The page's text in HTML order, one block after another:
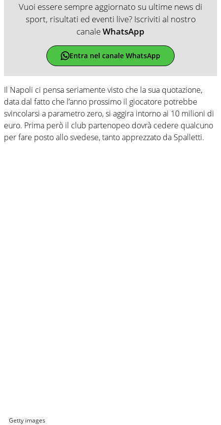
Vuoi essere sempre aggiornato su ultime news di
sport, risultati ed eventi live? Iscriviti al nostro
canaleWhatsApp
Entra nel canale WhatsApp
Il Napoli ci pensa seriamente visto che la sua quotazione,
data dal fatto che l’anno prossimo il giocatore potrebbe
svincolarsi a parametro zero, si aggira intorno ai 10 milioni di
euro. Prima però il club partenopeo dovrà cedere qualcuno
per fare posto allo svedese, tanto apprezzato da Spalletti.
Getty images